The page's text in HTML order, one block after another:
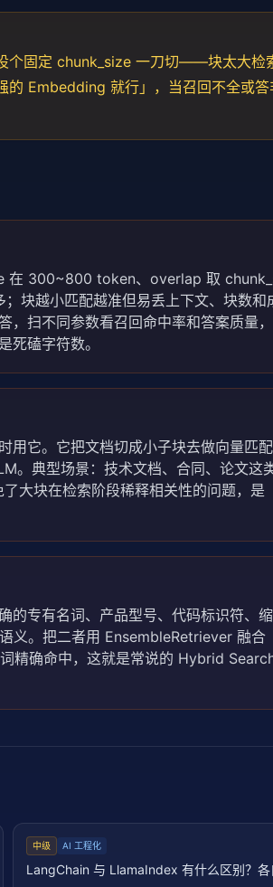
个固定 chunk_size 一刀切——块太大检
的 Embedding 就行」，当召回不全或
在 300~800 token、overlap 取
块越小匹配越准但易丢上下文、块数和
，扫不同参数看召回命中率和答案质量
死磕字符数。
用它。它把文档切成小子块去做向量匹
。典型场景：技术文档、合同、论文这
大块在检索阶段稀释相关性的问题，是
的专有名词、产品型号、代码标识符、
义。把二者用 EnsembleRetriever 融合
精确命中，这就是常说的 Hybrid
中级 AI 工程化
LangChain 与 LlamaIndex 有什么区别？各